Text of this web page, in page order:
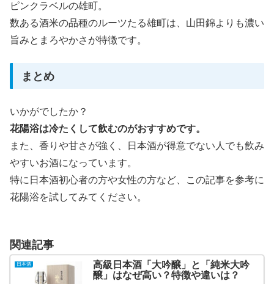
ピンクラベルの雄町。
数ある酒米の品種のルーツたる雄町は、山田錦よりも濃い
旨みとまろやかさが特徴です。
まとめ
いかがでしたか？
花陽浴は冷たくして飲むのがおすすめです。
また、香りや甘さが強く、日本酒が得意でない人でも飲み
やすいお酒になっています。
特に日本酒初心者の方や女性の方など、この記事を参考に
花陽浴を試してみてください。
関連記事
日本酒
高級日本酒「大吟醸」と「純米大吟
醸」はなぜ高い？特徴や違いは？